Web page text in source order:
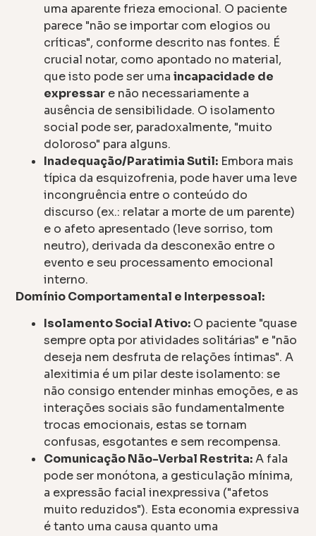
uma aparente frieza emocional. O paciente
parece "não se importar com elogios ou
críticas", conforme descrito nas fontes. É
crucial notar, como apontado no material,
que isto pode ser umaincapacidade de
expressar e não necessariamente a
ausência de sensibilidade. O isolamento
social pode ser, paradoxalmente, "muito
doloroso" para alguns.
Inadequação/Paratimia Sutil: Embora mais
típica da esquizofrenia, pode haver uma leve
incongruência entre o conteúdo do
discurso (ex.: relatar a morte de um parente)
e o afeto apresentado (leve sorriso, tom
neutro), derivada da desconexão entre o
evento e seu processamento emocional
interno.
Domínio Comportamental e Interpessoal:
Isolamento Social Ativo: O paciente "quase
sempre opta por atividades solitárias" e "não
deseja nem desfruta de relações íntimas". A
alexitimia é um pilar deste isolamento: se
não consigo entender minhas emoções, e as
interações sociais são fundamentalmente
trocas emocionais, estas se tornam
confusas, esgotantes e sem recompensa.
Comunicação Não-Verbal Restrita:A fala
pode ser monótona, a gesticulação mínima,
a expressão facial inexpressiva ("afetos
muito reduzidos"). Esta economia expressiva
é tanto uma causa quanto uma